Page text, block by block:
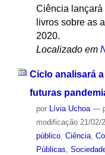
Ciência lançará
livros sobre as
2020.
Localizado em
Ciclo analisará
futuras
por Lívia Uchoa —
modificação21/02/
público, Ciência,
Públicas,